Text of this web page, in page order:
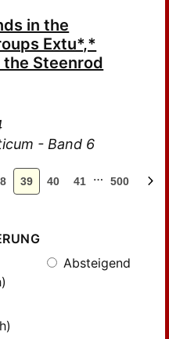
in the
Extu*,*
the Steenrod
- Band 6
39 40 41 … 500
Absteigend